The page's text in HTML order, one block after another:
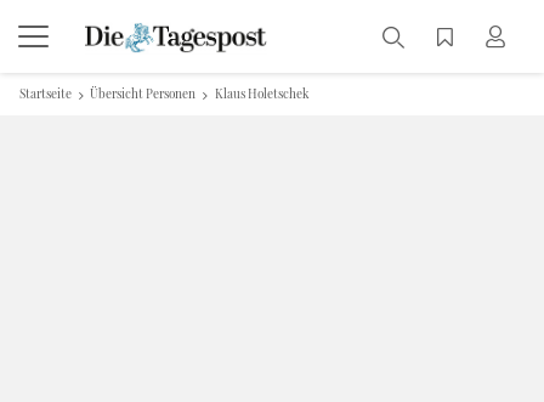
Startseite Übersicht Personen Klaus Holetschek